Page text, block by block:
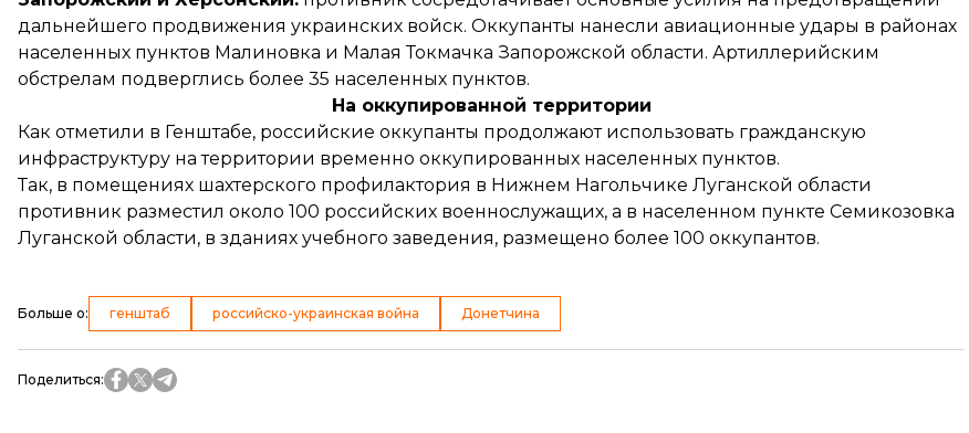
дальнейшего продвижения украинских войск. Оккупанты нанесли авиационные удары в районах
населенных пунктов Малиновка и Малая Токмачка Запорожской области. Артиллерийским
обстрелам подверглись более 35 населенных пунктов.
На оккупированной территории
Как отметили в Генштабе, российские оккупанты продолжают использовать гражданскую
инфраструктуру на территории временно оккупированных населенных пунктов.
Так, в помещениях шахтерского профилактория в Нижнем Нагольчике Луганской области
противник разместил около 100 российских военнослужащих, а в населенном пункте Семикозовка
Луганской области, в зданиях учебного заведения, размещено более 100 оккупантов.
Больше о: генштаб российско-украинская война Донетчина
Поделиться: